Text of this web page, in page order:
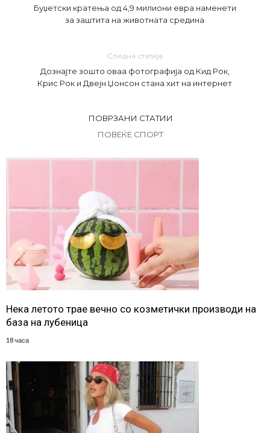
Буџетски кратења од 4,9 милиони евра наменети
за заштита на животната средина
Следна статија
Дознајте зошто оваа фотографија од Кид Рок,
Крис Рок и Двејн Џонсон стана хит на интернет
ПОВРЗАНИ СТАТИИ
ПОВЕЌЕ СПОРТ
Нека летото трае вечно со козметички производи на
база на лубеница
18 часа